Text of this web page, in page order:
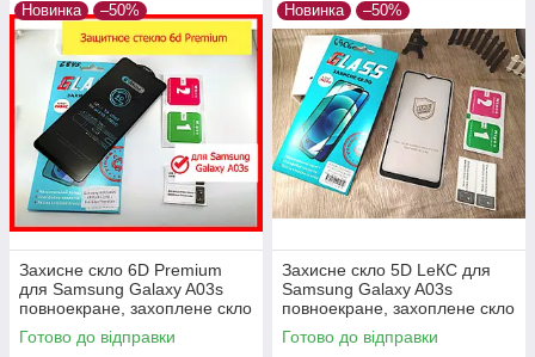
Новинка –50%
Захисне скло 6D Premium
для Samsung Galaxy A03s
повноекране, захоплене скло
преміум-якості на самсунг
a03с
Готово до відправки
Новинка –50%
Захисне скло 5D LeКС для
Samsung Galaxy A03s
повноекране, захоплене скло
преміумякості на самсунг
a03с
Готово до відправки